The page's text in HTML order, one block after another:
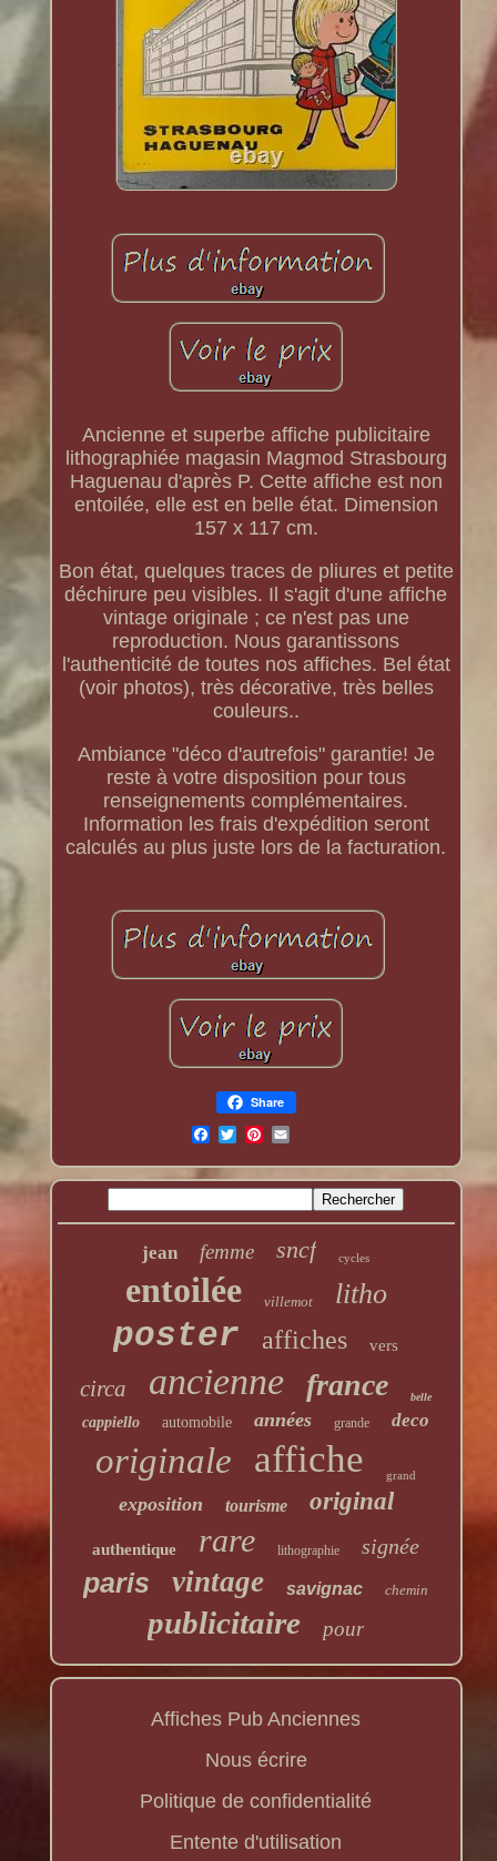
Ancienne et superbe affiche publicitaire
lithographiée magasin Magmod Strasbourg
Haguenau d'après P. Cette affiche est non
entoilée, elle est en belle état. Dimension
157 x 117 cm.
Bon état, quelques traces de pliures et petite
déchirure peu visibles. Il s'agit d'une affiche
vintage originale ; ce n'est pas une
reproduction. Nous garantissons
l'authenticité de toutes nos affiches. Bel état
(voir photos), très décorative, très belles
couleurs..
Ambiance "déco d'autrefois" garantie! Je
reste à votre disposition pour tous
renseignements complémentaires.
Information les frais d'expédition seront
calculés au plus juste lors de la facturation.
Share
jean femme sncf cycles
entoilée villemot litho
poster affiches vers
circa ancienne france belle
cappiello automobile années grande deco
originale affiche grand
exposition tourisme original
authentique rare lithographie signée
paris vintage savignac chemin
publicitaire pour
Affiches Pub Anciennes
Nous écrire
Politique de confidentialité
Entente d'utilisation